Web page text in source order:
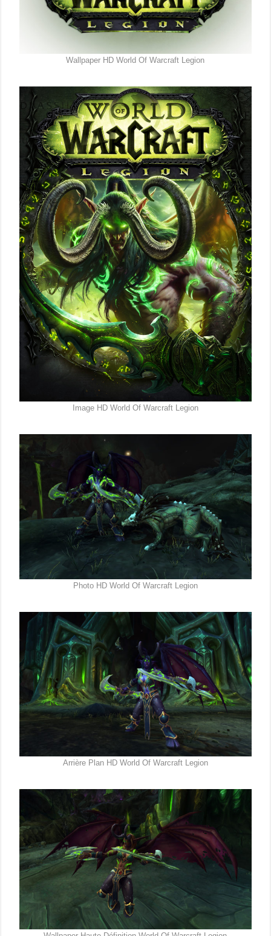
Wallpaper HD World Of Warcraft Legion
Image HD World Of Warcraft Legion
Photo HD World Of Warcraft Legion
Arrière Plan HD World Of Warcraft Legion